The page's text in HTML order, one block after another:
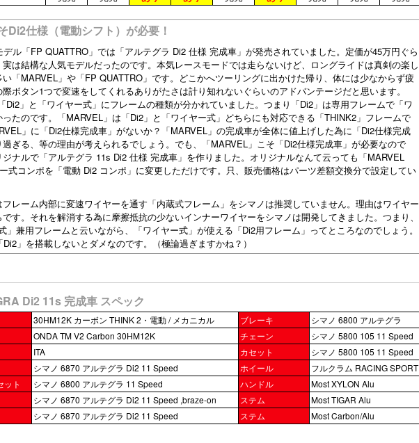
Di2仕様（電動シフト）が必要！
デル「FP QUATTRO」では「アルテグラ Di2 仕様 完成車」が発売されていました。定価が45万円ぐら
は結構な人気モデルだったのです。本気レースモードでは走らないけど、ロングライドは真剣の楽し
「MARVEL」や「FP QUATTRO」です。どこかへツーリングに出かけた帰り、体には少なからず疲
ボタン1つで変速をしてくれるありがたさは計り知れないぐらいのアドバンテージだと思います。
Di2」と「ワイヤー式」にフレームの種類が分かれていました。つまり「Di2」は専用フレームで「ワ
たのです。「MARVEL」は「Di2」と「ワイヤー式」どちらにも対応できる「THINK2」フレームで
」に「Di2仕様完成車」がないか？「MARVEL」の完成車が全体に値上げした為に「Di2仕様完成
ぎる、等の理由が考えられるでしょう。でも、「MARVEL」こそ「Di2仕様完成車」が必要なので
ナルで「アルテグラ 11s Di2 仕様 完成車」を作りました。オリジナルなんて云っても「MARVEL
式コンポを「電動 Di2 コンポ」に変更しただけです。只、販売価格はパーツ差額交換分で設定してい
レーム内部に変速ワイヤーを通す「内蔵式フレーム」をシマノは推奨していません。理由はワイヤー
す。それを解消する為に摩擦抵抗の少ないインナーワイヤーをシマノは開発してきました。つまり、
」兼用フレームと云いながら、「ワイヤー式」が使える「Di2用フレーム」ってところなのでしょう。
」を搭載しないとダメなのです。（極論過ぎますかね？）
Di2 11s 完成車 スペック
30HM12K カーボン THINK 2・電動 / メカニカル ブレーキ
シマノ 6800 アルテグラ
ONDA TM V2 Carbon 30HM12K チェーン
シマノ 5800 105 11 Speed
ITA カセット
シマノ 5800 105 11 Speed
シマノ 6870 アルテグラ Di2 11 Speed ホイール
フルクラム RACING SPORT
ット
シマノ 6800 アルテグラ 11 Speed ハンドル
Most XYLON Alu
シマノ 6870 アルテグラ Di2 11 Speed ,braze-on ステム
Most TIGAR Alu
シマノ 6870 アルテグラ Di2 11 Speed ステム Most Carbon/Alu